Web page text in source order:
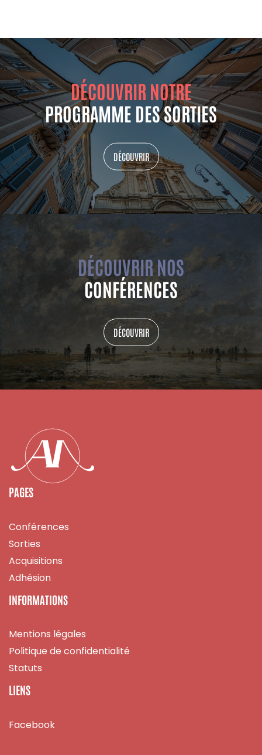
DÉCOUVRIR NOTRE
PROGRAMME DES SORTIES
DÉCOUVRIR
DÉCOUVRIR NOS
CONFÉRENCES
DÉCOUVRIR
PAGES
Conférences
Sorties
Acquisitions
Adhésion
INFORMATIONS
Mentions légales
Politique de confidentialité
Statuts
LIENS
Facebook